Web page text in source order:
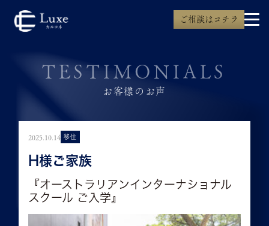
ご相談はコチラ
TESTIMONIALS
お客様のお声
2025.10.14 移住
H様ご家族
『オーストラリアンインターナショナル
スクール ご入学』